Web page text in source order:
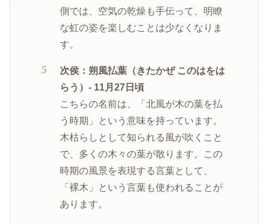
側では、空気の乾燥も手伝って、明瞭
な虹の姿を楽しむことは少なくなりま
す。
次侯：朔風払葉（きたかぜ このはをは
らう）- 11月27日頃
こちらの名前は、「北風が木の葉を払
う時期」という意味を持っています。
木枯らしとして知られる風が吹くこと
で、多くの木々の葉が散ります。この
時期の風景を表現する言葉として、
「裸木」という言葉も使われることが
あります。